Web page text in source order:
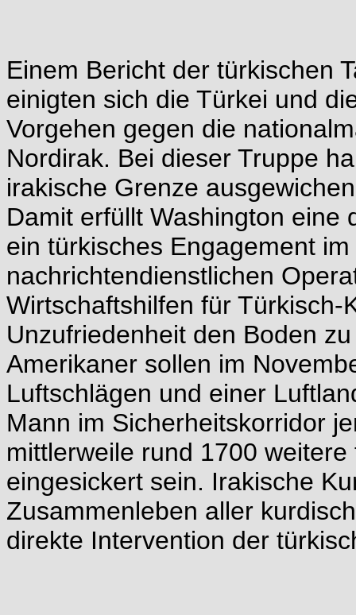
Einem Bericht der türkischen
einigten sich die Türkei und
Vorgehen gegen die
Nordirak. Bei dieser Truppe
irakische Grenze
Damit erfüllt Washington eine
ein türkisches Engagement
nachrichtendienstlichen
Wirtschaftshilfen für
Unzufriedenheit den Boden
Amerikaner sollen im
Luftschlägen und einer
Mann im Sicherheitskorridor
mittlerweile rund 1700
eingesickert sein. Irakische
Zusammenleben aller
direkte Intervention der